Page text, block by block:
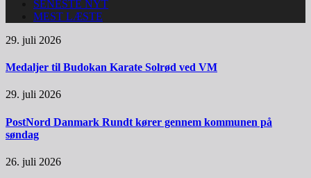
SENESTE NYT
MEST LÆSTE
29. juli 2026
Medaljer til Budokan Karate Solrød ved VM
29. juli 2026
PostNord Danmark Rundt kører gennem kommunen på
søndag
26. juli 2026